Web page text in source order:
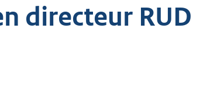
directeur RUD